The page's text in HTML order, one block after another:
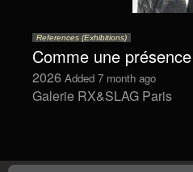
References (Exhibitions)
Comme une présence
2026 Added 7 month ago
Galerie RX&SLAG Paris